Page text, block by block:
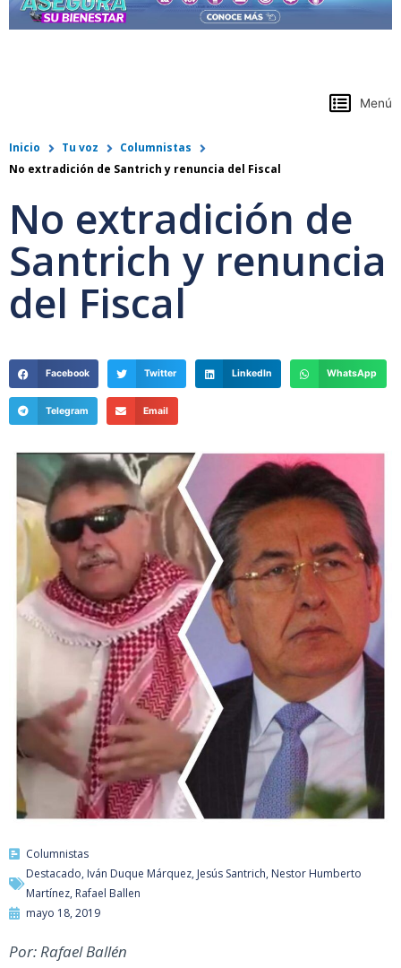
Menú
Inicio Tu voz
Columnistas
No extradición de Santrich y renuncia del Fiscal
No extradición de
Santrich y renuncia
del Fiscal
Facebook Twitter LinkedIn WhatsApp
Telegram Email
Columnistas
Destacado, Iván Duque Márquez, Jesús Santrich, Nestor Humberto
Martínez, Rafael Ballen
mayo 18, 2019
Por: Rafael Ballén